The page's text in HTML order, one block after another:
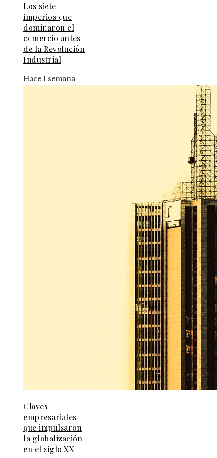
Los siete
imperios que
dominaron el
comercio antes
de la Revolución
Industrial
Hace 1 semana
Claves
empresariales
que impulsaron
la globalización
en el siglo XX